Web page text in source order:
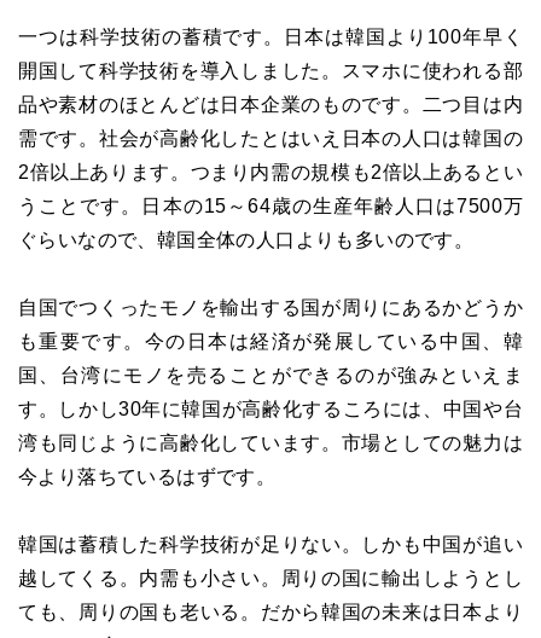
一つは科学技術の蓄積です。日本は韓国より100年早く
開国して科学技術を導入しました。スマホに使われる部
品や素材のほとんどは日本企業のものです。二つ目は内
需です。社会が高齢化したとはいえ日本の人口は韓国の
2倍以上あります。つまり内需の規模も2倍以上あるとい
うことです。日本の15～64歳の生産年齢人口は7500万
ぐらいなので、韓国全体の人口よりも多いのです。
自国でつくったモノを輸出する国が周りにあるかどうか
も重要です。今の日本は経済が発展している中国、韓
国、台湾にモノを売ることができるのが強みといえま
す。しかし30年に韓国が高齢化するころには、中国や台
湾も同じように高齢化しています。市場としての魅力は
今より落ちているはずです。
韓国は蓄積した科学技術が足りない。しかも中国が追い
越してくる。内需も小さい。周りの国に輸出しようとし
ても、周りの国も老いる。だから韓国の未来は日本より